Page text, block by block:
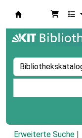
Erweiterte Suche